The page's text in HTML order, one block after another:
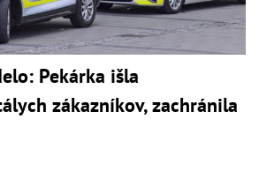
Pekárka išla
zákazníkov, zachránila